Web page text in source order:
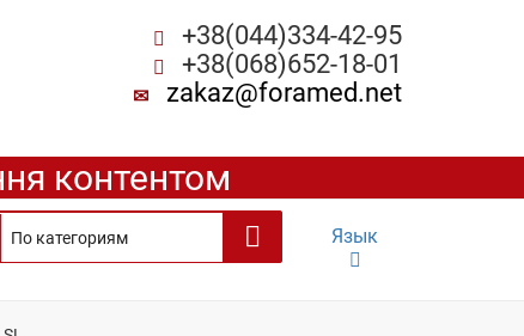
+38(044)334-42-95
+38(068)652-18-01
zakaz@foramed.net
контентом
Язык